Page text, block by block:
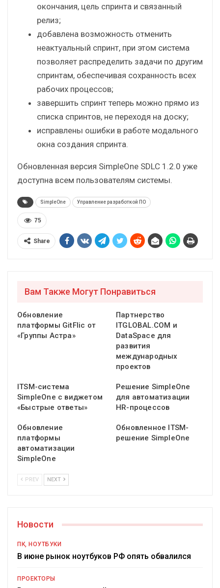
окончания, цель спринта и связанный
релиз;
добавлена возможность отменить
неактуальный спринт, при этом система
позволяет распределить задачи по другим
спринтам, обеспечивая сохранность всех
рабочих процессов;
завершить спринт теперь можно прямо из
списка спринтов, не переходя на доску;
исправлены ошибки в работе модального
окна создания спринта.
Обновленная версия SimpleOne SDLC 1.2.0 уже
доступна всем пользователям системы.
SimpleOne Управление разработкой ПО
75
Share
Вам Также Могут Понравиться
Обновление
платформы GitFlic от
«Группы Астра»
Партнерство
ITGLOBAL.COM и
DataSpace для
развития
международных
проектов
ITSM-система
SimpleOne с виджетом
«Быстрые ответы»
Решение SimpleOne
для автоматизации
HR-процессов
Обновление
платформы
автоматизации
SimpleOne
Обновленное ITSM-
решение SimpleOne
PREV NEXT
Новости
ПК, НОУТБУКИ
В июне рынок ноутбуков РФ опять обвалился
ПРОЕКТОРЫ